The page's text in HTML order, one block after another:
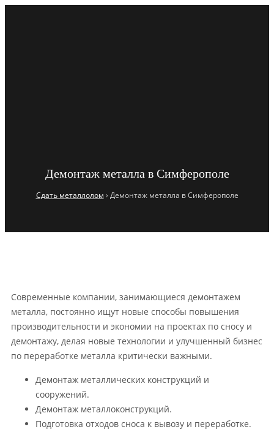
Демонтаж металла в Симферополе
Сдать металлолом › Демонтаж металла в Симферополе
Современные компании, занимающиеся демонтажем
металла, постоянно ищут новые способы повышения
производительности и экономии на проектах по сносу и
демонтажу, делая новые технологии и улучшенный бизнес
по переработке металла критически важными.
Демонтаж металлических конструкций и
сооружений.
Демонтаж металлоконструкций.
Подготовка отходов сноса к вывозу и переработке.